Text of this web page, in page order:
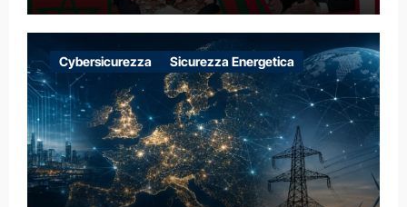
Cybersicurezza Sicurezza Energetica